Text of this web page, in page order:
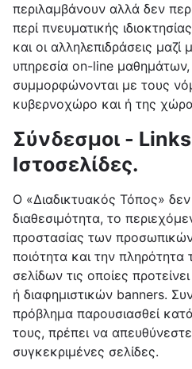
περιλαμβάνουν αλλά δεν
περί πνευματικής
και οι αλληλεπιδράσεις
υπηρεσία on-line
συμμορφώνονται με τους
κυβερνοχώρο και ή της
Σύνδεσμοι -
Ιστοσελίδες.
Ο «Διαδικτυακός Τόπος» δεν
διαθεσιμότητα, το
προστασίας των
ποιότητα και την
σελίδων τις οποίες
ή διαφημιστικών banners.
πρόβλημα παρουσιασθεί
τους, πρέπει να
συγκεκριμένες σελίδες.